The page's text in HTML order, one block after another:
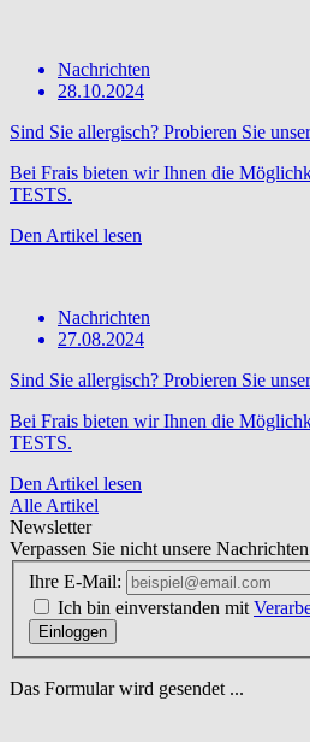
Nachrichten
28.10.2024
Sind Sie allergisch? Probieren Sie
Bei Frais bieten wir Ihnen die
TESTS.
Den Artikel lesen
Nachrichten
27.08.2024
Sind Sie allergisch? Probieren Sie
Bei Frais bieten wir Ihnen die
TESTS.
Den Artikel lesen
Alle Artikel
Newsletter
Verpassen Sie nicht unsere
Ihre E-Mail:
Ich bin einverstanden mit
Einloggen
Das Formular wird gesendet ...